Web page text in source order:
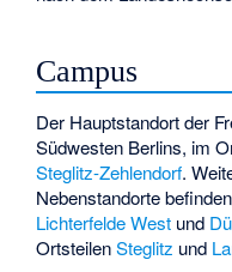
Campus
Der Hauptstandort der
Südwesten Berlins, im
Steglitz-Zehlendorf.
Nebenstandorte
Lichterfelde West und
OrtsteilenSteglitz und